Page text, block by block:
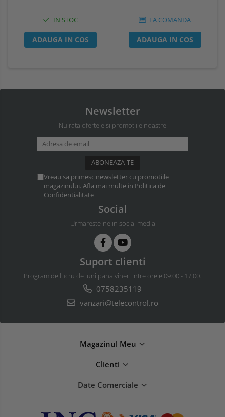
IN STOC
ADAUGA IN COS
LA COMANDA
ADAUGA IN COS
Newsletter
Nu rata ofertele si promotiile noastre
Vreau sa primesc newsletter cu promotiile
magazinului. Afla mai multe in Politica de
Confidentialitate
Social
Urmareste-ne in social media
Suport clienti
Program de lucru de luni pana vineri intre orele 09:00 - 17:00.
0758235119
vanzari@telecontrol.ro
Magazinul Meu
Clienti
Date Comerciale